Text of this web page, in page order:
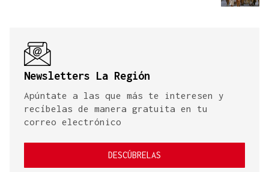
Newsletters La Región
Apúntate a las que más te interesen y
recíbelas de manera gratuita en tu
correo electrónico
DESCÚBRELAS